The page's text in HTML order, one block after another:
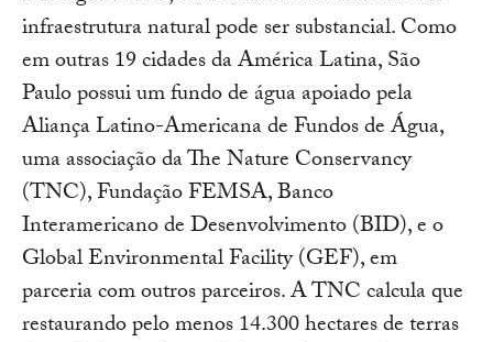
infraestrutura natural pode ser substancial. Como
em outras 19 cidades da América Latina, São
Paulo possui um fundo de água apoiado pela
Aliança Latino-Americana de Fundos de Água,
uma associação da The Nature Conservancy
(TNC), Fundação FEMSA, Banco
Interamericano de Desenvolvimento (BID), e o
Global Environmental Facility (GEF), em
parceria com outros parceiros. A TNC calcula que
restaurando pelo menos 14.300 hectares de terras